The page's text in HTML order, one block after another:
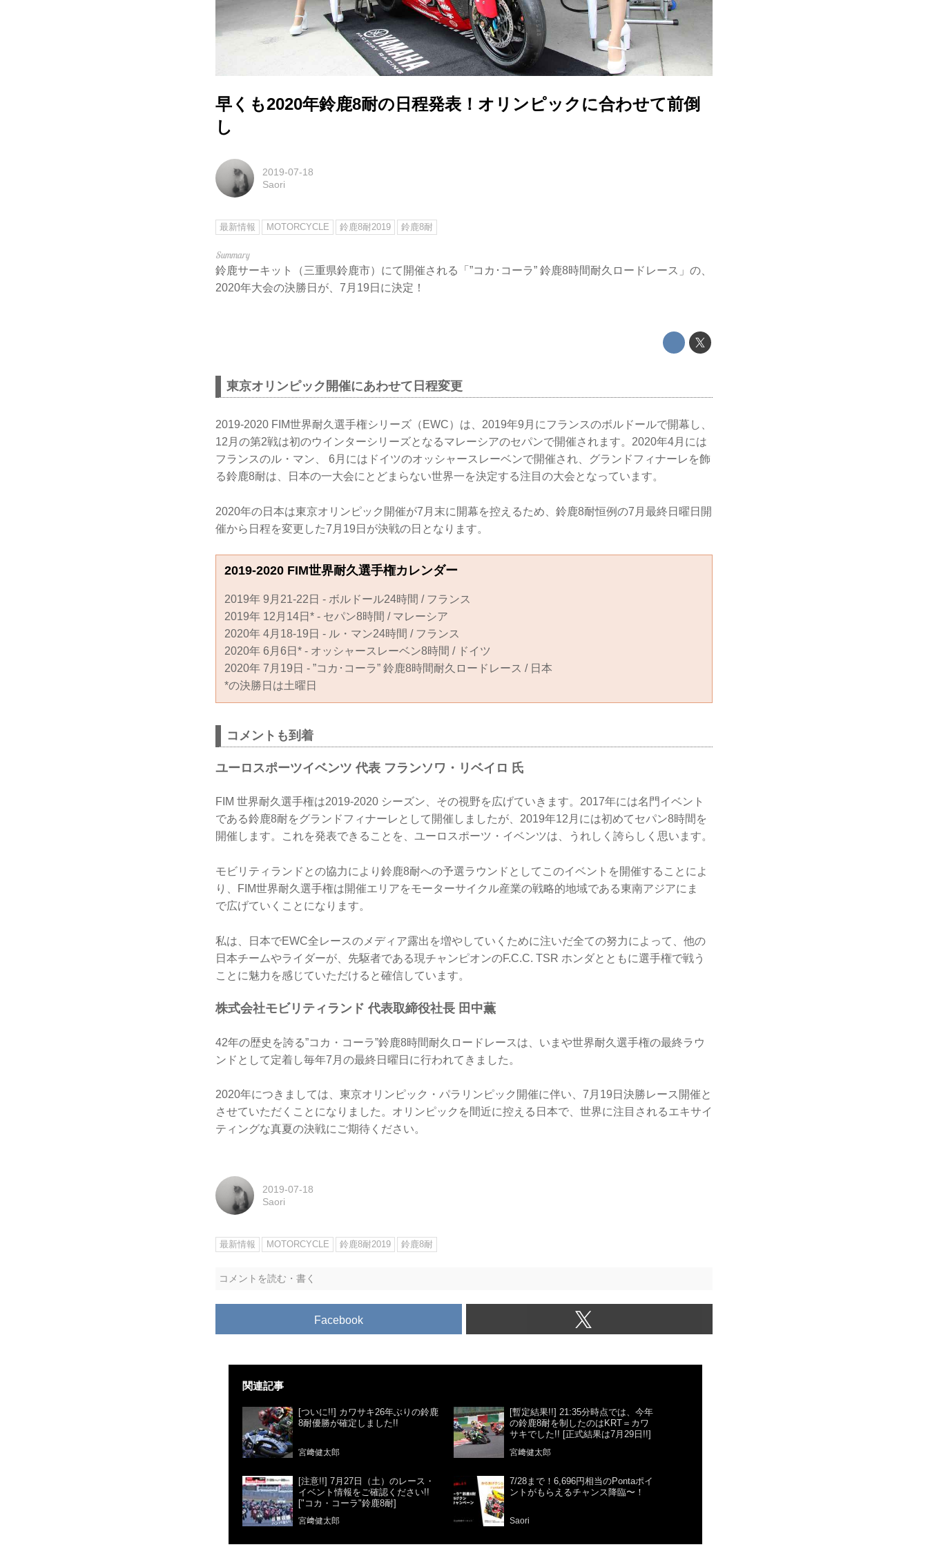
早くも2020年鈴鹿8耐の日程発表！オリンピックに合わせて前倒
し
2019-07-18
Saori
最新情報 MOTORCYCLE 鈴鹿8耐2019 鈴鹿8耐
鈴鹿サーキット（三重県鈴鹿市）にて開催される「”コカ･コーラ” 鈴鹿8時間耐久ロードレース」の、
2020年大会の決勝日が、7月19日に決定！
東京オリンピック開催にあわせて日程変更
2019-2020 FIM世界耐久選手権シリーズ（EWC）は、2019年9月にフランスのボルドールで開幕し、
12月の第2戦は初のウインターシリーズとなるマレーシアのセパンで開催されます。2020年4月には
フランスのル・マン、 6月にはドイツのオッシャースレーベンで開催され、グランドフィナーレを飾
る鈴鹿8耐は、日本の一大会にとどまらない世界一を決定する注目の大会となっています。
2020年の日本は東京オリンピック開催が7月末に開幕を控えるため、鈴鹿8耐恒例の7月最終日曜日開
催から日程を変更した7月19日が決戦の日となります。
2019-2020 FIM世界耐久選手権カレンダー
2019年 9月21-22日 - ボルドール24時間 / フランス
2019年 12月14日* - セパン8時間 / マレーシア
2020年 4月18-19日 - ル・マン24時間 / フランス
2020年 6月6日* - オッシャースレーベン8時間 / ドイツ
2020年 7月19日 - ”コカ･コーラ” 鈴鹿8時間耐久ロードレース / 日本
*の決勝日は土曜日
コメントも到着
ユーロスポーツイベンツ 代表 フランソワ・リベイロ 氏
FIM 世界耐久選手権は2019-2020 シーズン、その視野を広げていきます。2017年には名門イベント
である鈴鹿8耐をグランドフィナーレとして開催しましたが、2019年12月には初めてセパン8時間を
開催します。これを発表できることを、ユーロスポーツ・イベンツは、うれしく誇らしく思います。
モビリティランドとの協力により鈴鹿8耐への予選ラウンドとしてこのイベントを開催することによ
り、FIM世界耐久選手権は開催エリアをモーターサイクル産業の戦略的地域である東南アジアにま
で広げていくことになります。
私は、日本でEWC全レースのメディア露出を増やしていくために注いだ全ての努力によって、他の
日本チームやライダーが、先駆者である現チャンピオンのF.C.C. TSR ホンダとともに選手権で戦う
ことに魅力を感じていただけると確信しています。
株式会社モビリティランド 代表取締役社長 田中薫
42年の歴史を誇る”コカ・コーラ”鈴鹿8時間耐久ロードレースは、いまや世界耐久選手権の最終ラウ
ンドとして定着し毎年7月の最終日曜日に行われてきました。
2020年につきましては、東京オリンピック・パラリンピック開催に伴い、7月19日決勝レース開催と
させていただくことになりました。オリンピックを間近に控える日本で、世界に注目されるエキサイ
ティングな真夏の決戦にご期待ください。
2019-07-18
Saori
最新情報 MOTORCYCLE 鈴鹿8耐2019 鈴鹿8耐
コメントを読む・書く
Facebook
関連記事
[ついに!!] カワサキ26年ぶりの鈴鹿
8耐優勝が確定しました!!
宮﨑健太郎
[暫定結果!!] 21:35分時点では、今年
の鈴鹿8耐を制したのはKRT＝カワ
サキでした!! [正式結果は7月29日!!]
宮﨑健太郎
[注意!!] 7月27日（土）のレース・
イベント情報をご確認ください!!
["コカ・コーラ"鈴鹿8耐]
宮﨑健太郎
7/28まで！6,696円相当のPontaポイ
ントがもらえるチャンス降臨〜！
Saori